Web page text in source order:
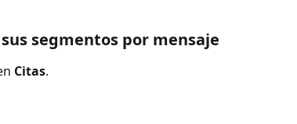
segmentos por mensaje
Citas.